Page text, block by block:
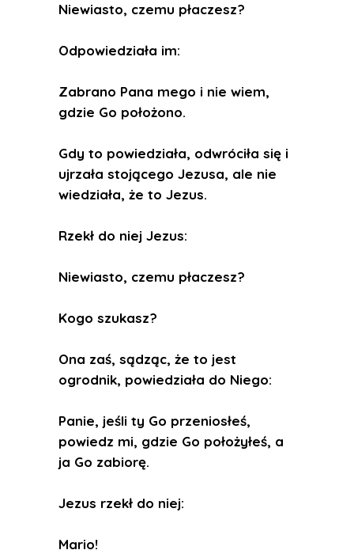
Niewiasto, czemu płaczesz?
Odpowiedziała im:
Zabrano Pana mego i nie wiem,
gdzie Go położono.
Gdy to powiedziała, odwróciła się i
ujrzała stojącego Jezusa, ale nie
wiedziała, że to Jezus.
Rzekł do niej Jezus:
Niewiasto, czemu płaczesz?
Kogo szukasz?
Ona zaś, sądząc, że to jest
ogrodnik, powiedziała do Niego:
Panie, jeśli ty Go przeniosłeś,
powiedz mi, gdzie Go położyłeś, a
ja Go zabiorę.
Jezus rzekł do niej:
Mario!